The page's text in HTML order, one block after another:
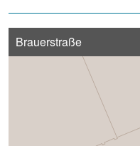
Brauerstraße